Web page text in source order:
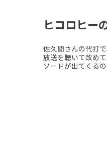
ヒコロヒー
佐久間さんの代打
放送を聴いて改め
ソードが出てくるの